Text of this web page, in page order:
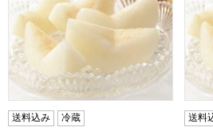
送料込み 冷蔵 送料